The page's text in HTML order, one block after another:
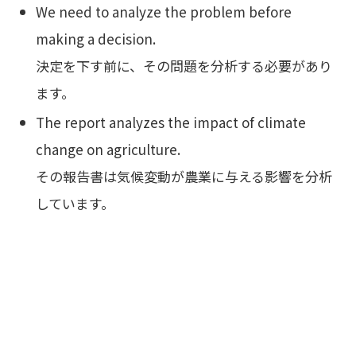
We need to analyze the problem before
making a decision.
決定を下す前に、その問題を分析する必要があり
ます。
The report analyzes the impact of climate
change on agriculture.
その報告書は気候変動が農業に与える影響を分析
しています。